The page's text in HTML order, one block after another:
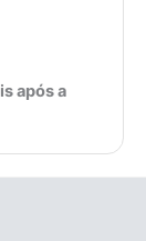
após a